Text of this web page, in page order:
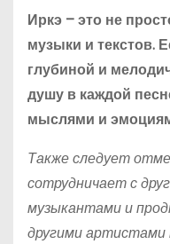
Иркэ – это не
музыки и текстов.
глубиной и
душу в каждой
мыслями и
Также следует
сотрудничает с
музыкантами и
другими артистами